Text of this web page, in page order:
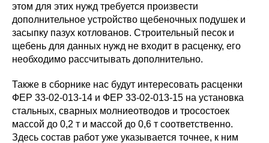
этом для этих нужд требуется произвести
дополнительное устройство щебеночных подушек и
засыпку пазух котлованов. Строительный песок и
щебень для данных нужд не входит в расценку, его
необходимо рассчитывать дополнительно.
Также в сборнике нас будут интересовать расценки
ФЕР 33-02-013-14 и ФЕР 33-02-013-15 на установка
стальных, сварных молниеотводов и тросостоек
массой до 0,2 т и массой до 0,6 т соответственно.
Здесь состав работ уже указывается точнее, к ним